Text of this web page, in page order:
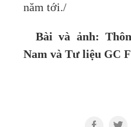
năm tới./
Bài và ảnh:
Nam và Tư liệu GC